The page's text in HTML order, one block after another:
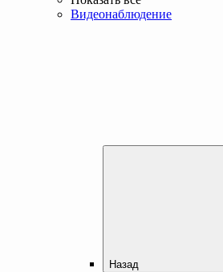
Видеонаблюдение
Назад